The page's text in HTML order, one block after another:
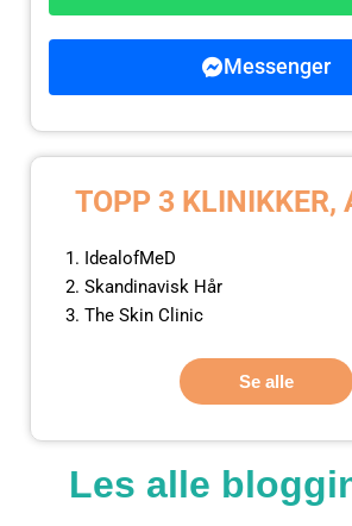
Messenger
TOPP 3 KLINIKKER,
IdealofMeD
Skandinavisk Hår
The Skin Clinic
Se alle
Les alle